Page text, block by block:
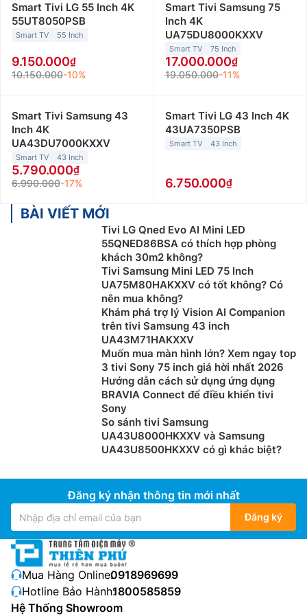
Smart Tivi LG 55 Inch 4K
55UT8050PSB
Smart TV 55 Inch
9.150.000
10.150.000-10%
Smart Tivi Samsung 75
Inch 4K
UA75DU8000KXXV
Smart TV 75 Inch
17.000.000
19.050.000-11%
Smart Tivi Samsung 43
Inch 4K
UA43DU7000KXXV
Smart TV 43 Inch
5.790.000
6.990.000-17%
Smart Tivi LG 43 Inch 4K
43UA7350PSB
Smart TV 43 Inch
6.750.000
BÀI VIẾT MỚI
Tivi LG Qned Evo AI Mini LED
55QNED86BSA có thích hợp phòng
khách 30m2 không?
Tivi Samsung Mini LED 75 Inch
UA75M80HAKXXV có tốt không? Có
nên mua không?
Khám phá trợ lý Vision AI Companion
trên tivi Samsung 43 inch
UA43M71HAKXXV
Muốn mua màn hình lớn? Xem ngay top
3 tivi Sony 75 inch giá hời nhất 2026
Hướng dẫn cách sử dụng ứng dụng
BRAVIA Connect để điều khiển tivi
Sony
So sánh tivi Samsung
UA43U8000HKXXV và Samsung
UA43U8500HKXXV có gì khác biệt?
Đăng ký nhận thông tin mới nhất
Đăng ký
Mua Hàng Online:0918969699
Hotline Bảo Hành:1800585859
Hệ Thống Showroom